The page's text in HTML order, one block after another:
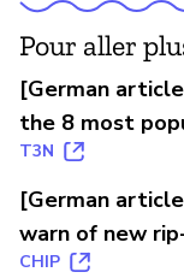
Pour aller
[German
the 8 most
T3N
[German
warn of new
CHIP